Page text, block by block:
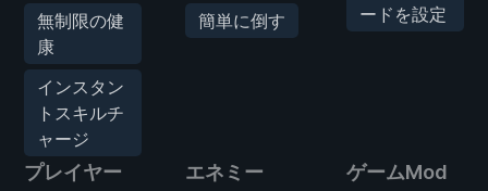
無制限の健
康
インスタン
トスキルチ
ャージ
簡単に倒す
ードを設定
プレイヤー
エネミー
ゲームMod